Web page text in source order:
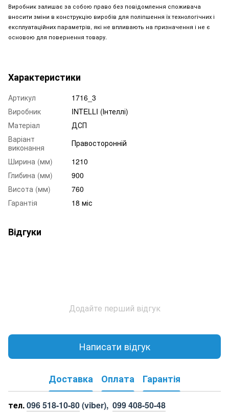
Виробник залишає за собою право без повідомлення споживача
вносити зміни в конструкцію виробів для поліпшення їх технологічних і
експлуатаційних параметрів, які не впливають на призначення і не є
основою для повернення товару.
Характеристики
Артикул
1716_3
Виробник
INTELLI (Інтеллі)
Матеріал
ДСП
Варіант
виконання
Правосторонній
Ширина (мм)
1210
Глибина (мм)
900
Висота (мм)
760
Гарантія
18 міс
Відгуки
Додайте перший відгук
Написати відгук
Доставка Оплата Гарантія
тел.096 518-10-80(viber), 099 408-50-48